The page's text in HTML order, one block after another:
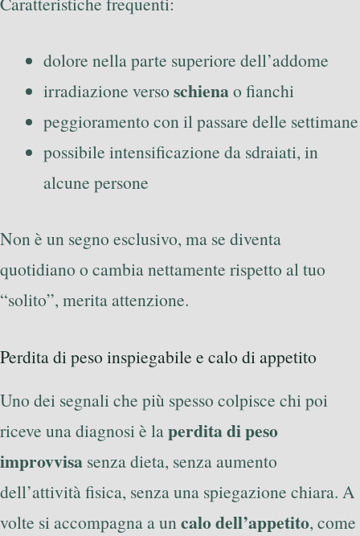
dolore nella parte superiore dell’addome
irradiazione verso schienao fianchi
peggioramento con il passare delle settimane
possibile intensificazione da sdraiati, in
alcune persone
Non è un segno esclusivo, ma se diventa
quotidiano o cambia nettamente rispetto al tuo
“solito”, merita attenzione.
Perdita di peso inspiegabile e calo di appetito
Uno dei segnali che più spesso colpisce chi poi
riceve una diagnosi è laperdita di peso
improvvisa senza dieta, senza aumento
dell’attività fisica, senza una spiegazione chiara. A
volte si accompagna a uncalo dell’appetito, come